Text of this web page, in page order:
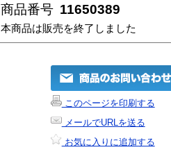
商品番号 11650389
本商品は販売を終了しました
このページを印刷する
メールでURLを送る
お気に入りに追加する